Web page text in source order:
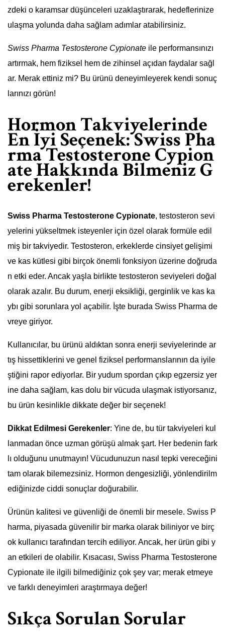
zdeki o karamsar düşünceleri uzaklaştırarak, hedeflerinize
ulaşma yolunda daha sağlam adımlar atabilirsiniz.
Swiss Pharma Testosterone Cypionate ile performansınızı
artırmak, hem fiziksel hem de zihinsel açıdan faydalar sağl
ar. Merak ettiniz mi? Bu ürünü deneyimleyerek kendi sonuç
larınızı görün!
Hormon Takviyelerinde
En İyi Seçenek: Swiss Pha
rma Testosterone Cypion
ate Hakkında Bilmeniz G
erekenler!
Swiss Pharma Testosterone Cypionate, testosteron sevi
yelerini yükseltmek isteyenler için özel olarak formüle edil
miş bir takviyedir. Testosteron, erkeklerde cinsiyet gelişimi
ve kas kütlesi gibi birçok önemli fonksiyon üzerine doğruda
n etki eder. Ancak yaşla birlikte testosteron seviyeleri doğal
olarak azalır. Bu durum, enerji eksikliği, gerginlik ve kas ka
ybı gibi sorunlara yol açabilir. İşte burada Swiss Pharma de
vreye giriyor.
Kullanıcılar, bu ürünü aldıktan sonra enerji seviyelerinde ar
tış hissettiklerini ve genel fiziksel performanslarının da iyile
ştiğini rapor ediyorlar. Bir yudum spordan çıkıp egzersiz yer
ine daha sağlam, kas dolu bir vücuda ulaşmak istiyorsanız,
bu ürün kesinlikle dikkate değer bir seçenek!
Dikkat Edilmesi Gerekenler: Yine de, bu tür takviyeleri kul
lanmadan önce uzman görüşü almak şart. Her bedenin fark
lı olduğunu unutmayın! Vücudunuzun nasıl tepki vereceğini
tam olarak bilemezsiniz. Hormon dengesizliği, yönlendirilm
ediğinizde ciddi sonuçlar doğurabilir.
Ürünün kalitesi ve güvenliği de önemli bir mesele. Swiss P
harma, piyasada güvenilir bir marka olarak biliniyor ve birç
ok kullanıcı tarafından tercih ediliyor. Ancak, her ürün gibi y
an etkileri de olabilir. Kısacası, Swiss Pharma Testosterone
Cypionate ile ilgili bilmediğiniz çok şey var; merak etmeye
ve farklı deneyimleri araştırmaya değer!
Sıkça Sorulan Sorular